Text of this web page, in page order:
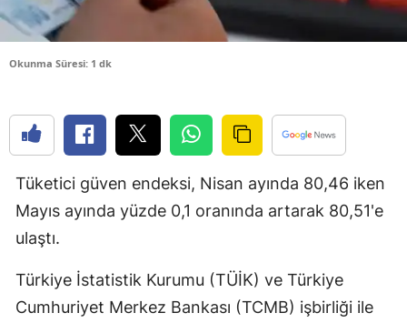
Burdur
Bursa
Çankırı
Çorum
Denizli
Elazığ
Okunma Süresi: 1 dk
Tüketici güven endeksi, Nisan ayında 80,46 iken
Mayıs ayında yüzde 0,1 oranında artarak 80,51'e
ulaştı.
Türkiye İstatistik Kurumu (TÜİK) ve Türkiye
Cumhuriyet Merkez Bankası (TCMB) işbirliği ile